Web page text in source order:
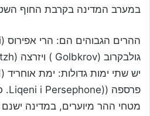
במערב המדינה בקרבת החוף
גולבקרוב (Golbkrov ) ויזרצה (Izrtzh).
פרספה ((Liqeni i Persephone. כ 40%
מטחי ההר מיוערים, במדינה